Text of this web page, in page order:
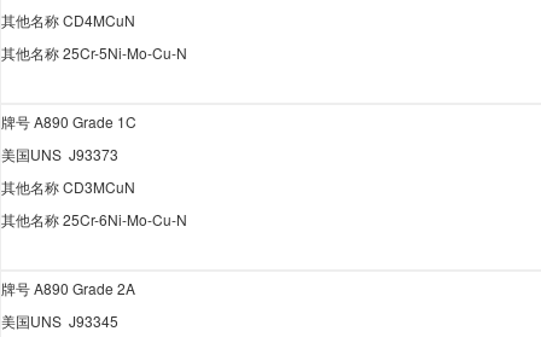
其他名称CD4MCuN
其他名称25Cr-5Ni-Mo-Cu-N
牌号A890 Grade 1C
美国UNS J93373
其他名称CD3MCuN
其他名称25Cr-6Ni-Mo-Cu-N
牌号A890 Grade 2A
美国UNS J93345